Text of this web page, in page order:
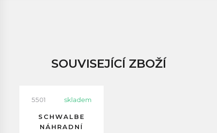
SOUVISEJÍCÍ ZBOŽÍ
5501 skladem
SCHWALBE
NÁHRADNÍ